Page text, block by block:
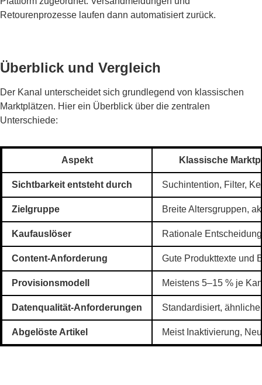
Retourenprozesse laufen dann automatisiert zurück.
Überblick und Vergleich
Der Kanal unterscheidet sich grundlegend von klassischen
Marktplätzen. Hier ein Überblick über die zentralen
Unterschiede:
Aspekt Klassische
Sichtbarkeit entsteht durch Suchintention, Filter,
Zielgruppe Breite Altersgruppen,
Kaufauslöser Rationale
Content-Anforderung Gute Produkttexte und
Provisionsmodell Meistens 5–15 % je
Datenqualität-Anforderungen Standardisiert,
Abgelöste Artikel Meist Inaktivierung,